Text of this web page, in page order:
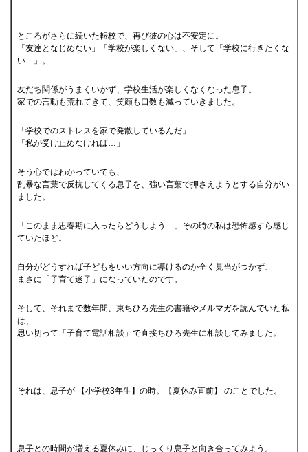
==================================
ところがさらに続いた転校で、再び彼の心は不安定に。
「友達となじめない」「学校が楽しくない」、そして「学校に行きたくな
い…」。
友だち関係がうまくいかず、学校生活が楽しくなくなった息子。
家での言動も荒れてきて、笑顔も口数も減っていきました。
「学校でのストレスを家で発散しているんだ」
「私が受け止めなければ…」
そう心ではわかっていても、
乱暴な言葉で反抗してくる息子を、強い言葉で押さえようとする自分がい
ました。
「このまま思春期に入ったらどうしよう…」その時の私は恐怖感すら感じ
ていたほど。
自分がどうすれば子どもをいい方向に導けるのか全く見当がつかず、
まさに「子育て迷子」になっていたのです。
そして、それまで数年間、東ちひろ先生の書籍やメルマガを読んでいた私
は、
思い切って「子育て電話相談」で直接ちひろ先生に相談してみました。
それは、息子が 【小学校3年生】の時。【夏休み直前】 のことでした。
息子との時間が増える夏休みに、じっくり息子と向き合ってみよう。